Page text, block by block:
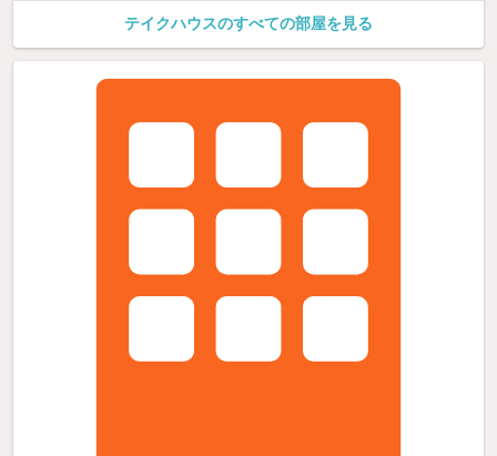
テイクハウスのすべての部屋を見る